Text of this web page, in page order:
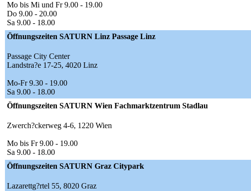
Mo bis Mi und Fr 9.00 - 19.00
Do 9.00 - 20.00
Sa 9.00 - 18.00
Öffnungszeiten SATURN Linz Passage Linz
Passage City Center
Landstra?e 17-25, 4020 Linz
Mo-Fr 9.30 - 19.00
Sa 9.00 - 18.00
Öffnungszeiten SATURN Wien Fachmarktzentrum Stadlau
Zwerch?ckerweg 4-6, 1220 Wien
Mo bis Fr 9.00 - 19.00
Sa 9.00 - 18.00
Öffnungszeiten SATURN Graz Citypark
Lazarettg?rtel 55, 8020 Graz